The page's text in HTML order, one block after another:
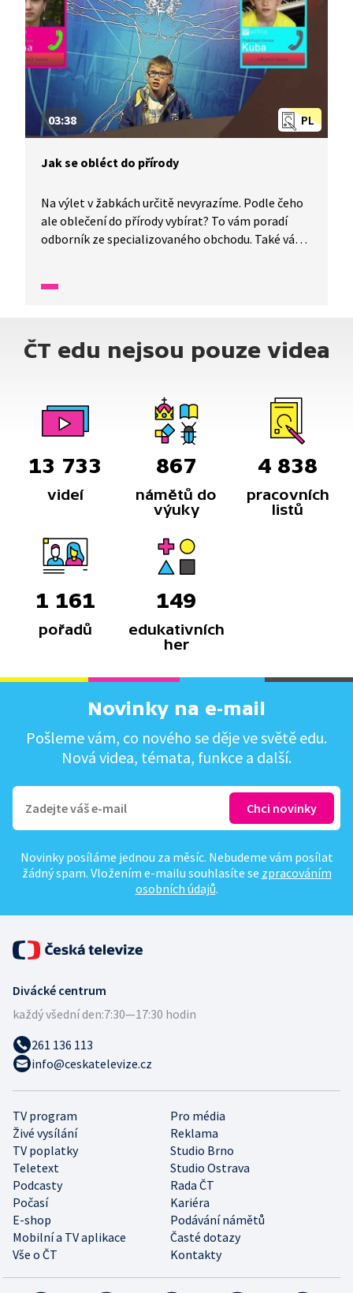
PL
03:38
Jak se obléct do přírody
Na výlet v žabkách určitě nevyrazíme. Podle čeho
ale oblečení do přírody vybírat? To vám poradí
odborník ze specializovaného obchodu. Také vám
se lidé oblékali dříve a jaká dvě hlavní kritéria musí
ČT edu nejsou pouze videa
13 733
videí
867
námětů do
výuky
4 838
pracovních
listů
1 161
pořadů
149
edukativních
her
Novinky na e-mail
Pošleme vám, co nového se děje ve světě edu.
Nová videa, témata, funkce a další.
Novinky posíláme jednou za měsíc. Nebudeme vám posílat
žádný spam. Vložením e-mailu souhlasíte se zpracováním
osobních údajů.